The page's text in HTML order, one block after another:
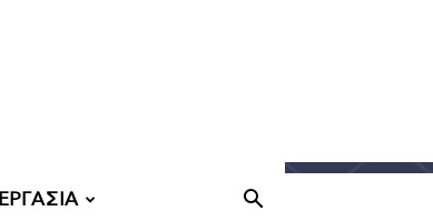
ΕΡΓΑΣΙΑ